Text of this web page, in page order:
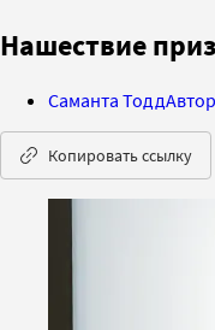
Нашествие
Саманта ТоддАвтор
Копировать ссылку